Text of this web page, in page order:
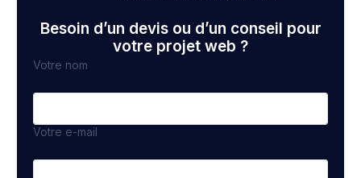
Besoin d’un devis ou d’un conseil pour
votre projet web ?
Votre nom
Votre e-mail